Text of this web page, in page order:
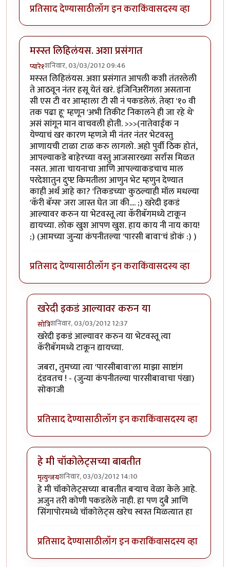
प्रतिसाद देण्यासाठीलॉग इन कराकिंवासदस्य व्हा
मस्स्त लिहिलंयस. अशा प्रसंगात
प्यारे१शनिवार, 03/03/2012 09:46
मस्स्त लिहिलंयस. अशा प्रसंगात आपली कशी तंतरलेली
ते आठवून नंतर हसू येतं खरं. इंजिनिअरींगला असताना
सी एस टी वर आम्हाला टी सी नं पकडलेलं. तेव्हा '१० वी
तक पढा हू' म्हणून 'अभी तिकीट निकालने ही जा रहे थे'
असं सांगून मान वाचवली होती. >>>(नातेवाईक न
येण्याचं खर कारण म्हणजे मी नंतर नंतर भेटवस्तु
आणायची टाळा टाळ करु लागलो. अहो पुर्वी ठिक होतं,
आपल्याकडे बाहेरच्या वस्तु आजसारख्या सर्रास मिळत
नसत. आता चायनाचा आणि आपल्याकडचाच माल
परदेशातुन दुप्प्ट किमतीला आणुन भेट म्हणुन देण्यात
काही अर्थ आहे का? 'तिकडच्या' कुठल्याही मॉल मधल्या
'कॅरी बॅग्स' जरा जास्त घेत जा की.... ;) खरेदी इकडं
आल्यावर करुन या भेटवस्तू त्या कॅरीबॅगमध्ये टाकून
द्यायच्या. लोक खुश आपण खुश. हाय काय नी नाय काय!
;) (आमच्या जुन्या कंपनीतल्या 'पारसी बावा'चं डोकं :) )
प्रतिसाद देण्यासाठीलॉग इन कराकिंवासदस्य व्हा
खरेदी इकडं आल्यावर करुन या
सोत्रिशनिवार, 03/03/2012 12:37
In reply toमस्स्त लिहिलंयस. अशा प्रसंगात
खरेदी इकडं आल्यावर करुन या भेटवस्तू त्या
कॅरीबॅगमध्ये टाकून द्यायच्या.
जबरा, तुमच्या त्या 'पारसीबावा'ला माझा साष्टांग
दंडवतच ! - (जुन्या कंपनीतल्या पारसीबावाचा पंखा)
सोकाजी
प्रतिसाद देण्यासाठीलॉग इन कराकिंवासदस्य व्हा
हे मी चॉकोलेट्सच्या बाबतीत
मृत्युन्जयशनिवार, 03/03/2012 14:10
In reply toमस्स्त लिहिलंयस. अशा प्रसंगातbyप्यारे१
हे मी चॉकोलेट्सच्या बाबतीत बर्‍याच वेळा केले आहे.
अजुन तरी कोणी पकडलेले नाही. हा पण दुबै आणि
सिंगापोरमध्ये चॉकोलेट्स खरेच स्वस्त मिळत्यात हा
प्रतिसाद देण्यासाठीलॉग इन कराकिंवासदस्य व्हा